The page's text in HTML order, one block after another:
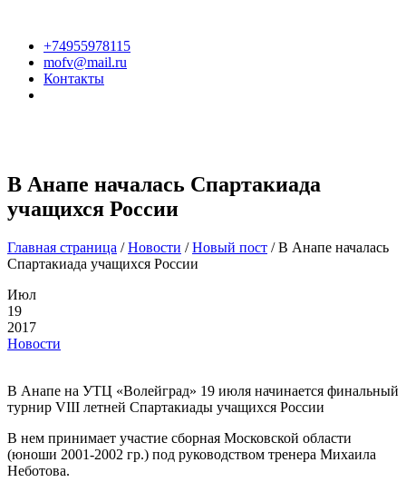
+74955978115
mofv@mail.ru
Контакты
В Анапе началась Спартакиада
учащихся России
Главная страница /Новости /Новый пост /В Анапе началась
Спартакиада учащихся России
Июл
19
2017
Новости
В Анапе на УТЦ «Волейград» 19 июля начинается финальный
турнир VIII летней Спартакиады учащихся России
В нем принимает участие сборная Московской области
(юноши 2001-2002 гр.) под руководством тренера Михаила
Неботова.